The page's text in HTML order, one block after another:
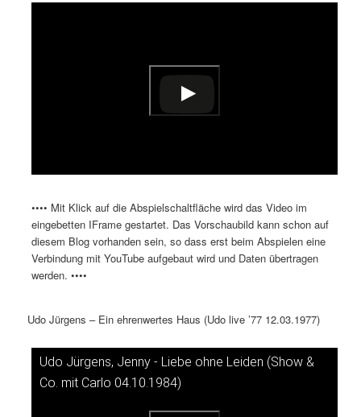
•••• Mit Klick auf die Abspielschaltfläche wird das Video im
eingebetten IFrame gestartet. Das Vorschaubild kann schon auf
diesem Blog vorhanden sein, so dass erst beim Abspielen eine
Verbindung mit YouTube aufgebaut wird und Daten übertragen
werden. ••••
Udo Jürgens – Ein ehrenwertes Haus (Udo live ’77 12.03.1977)
Udo Jürgens, Jenny - Liebe ohne Leiden (Show &
Co. mit Carlo 04.10.1984)
Dieses Video auf YouTube ansehen